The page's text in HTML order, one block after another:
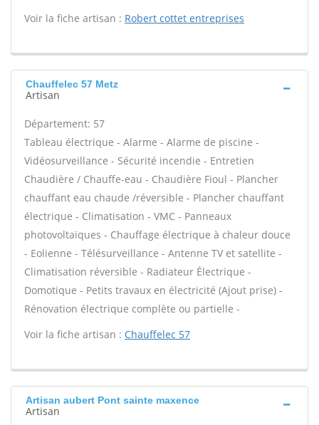
Voir la fiche artisan : Robert cottet entreprises
Chauffelec 57 Metz
Artisan
Département: 57
Tableau électrique - Alarme - Alarme de piscine -
Vidéosurveillance - Sécurité incendie - Entretien
Chaudière / Chauffe-eau - Chaudière Fioul - Plancher
chauffant eau chaude /réversible - Plancher chauffant
électrique - Climatisation - VMC - Panneaux
photovoltaïques - Chauffage électrique à chaleur douce
- Eolienne - Télésurveillance - Antenne TV et satellite -
Climatisation réversible - Radiateur Électrique -
Domotique - Petits travaux en électricité (Ajout prise) -
Rénovation électrique complète ou partielle -
Voir la fiche artisan : Chauffelec 57
Artisan aubert Pont sainte maxence
Artisan